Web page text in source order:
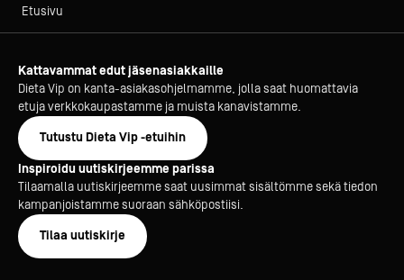
Etusivu
Kattavammat edut jäsenasiakkaille
Dieta Vip on kanta-asiakasohjelmamme, jolla saat huomattavia
etuja verkkokaupastamme ja muista kanavistamme.
Tutustu Dieta Vip -etuihin
Inspiroidu uutiskirjeemme parissa
Tilaamalla uutiskirjeemme saat uusimmat sisältömme sekä tiedon
kampanjoistamme suoraan sähköpostiisi.
Tilaa uutiskirje